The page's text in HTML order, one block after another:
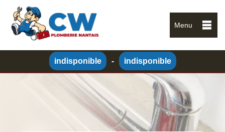
Menu
indisponible - indisponible